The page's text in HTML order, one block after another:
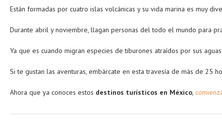
Están formadas por cuatro islas volcánicas y su vida marina es muy
Durante abril y noviembre, llagan personas del todo el mundo para
Ya que es cuando migran especies de tiburones atraídos por sus
Si te gustan las aventuras, embárcate en esta travesía de más de 25
Ahora que ya conoces estos destinos turísticos en México,